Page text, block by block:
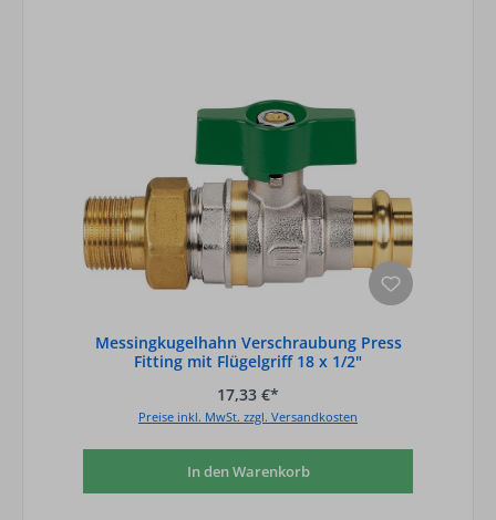
Messingkugelhahn Verschraubung Press
Fitting mit Flügelgriff 18 x 1/2"
17,33 €*
Preise inkl. MwSt. zzgl. Versandkosten
In den Warenkorb